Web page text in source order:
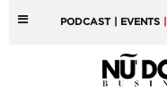
PODCAST | EVENTS